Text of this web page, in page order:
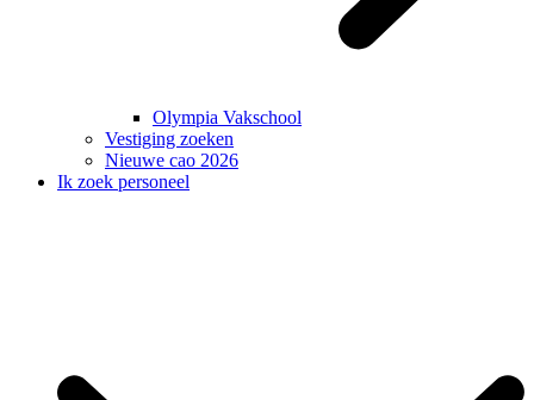
Olympia Vakschool
Vestiging zoeken
Nieuwe cao 2026
Ik zoek personeel